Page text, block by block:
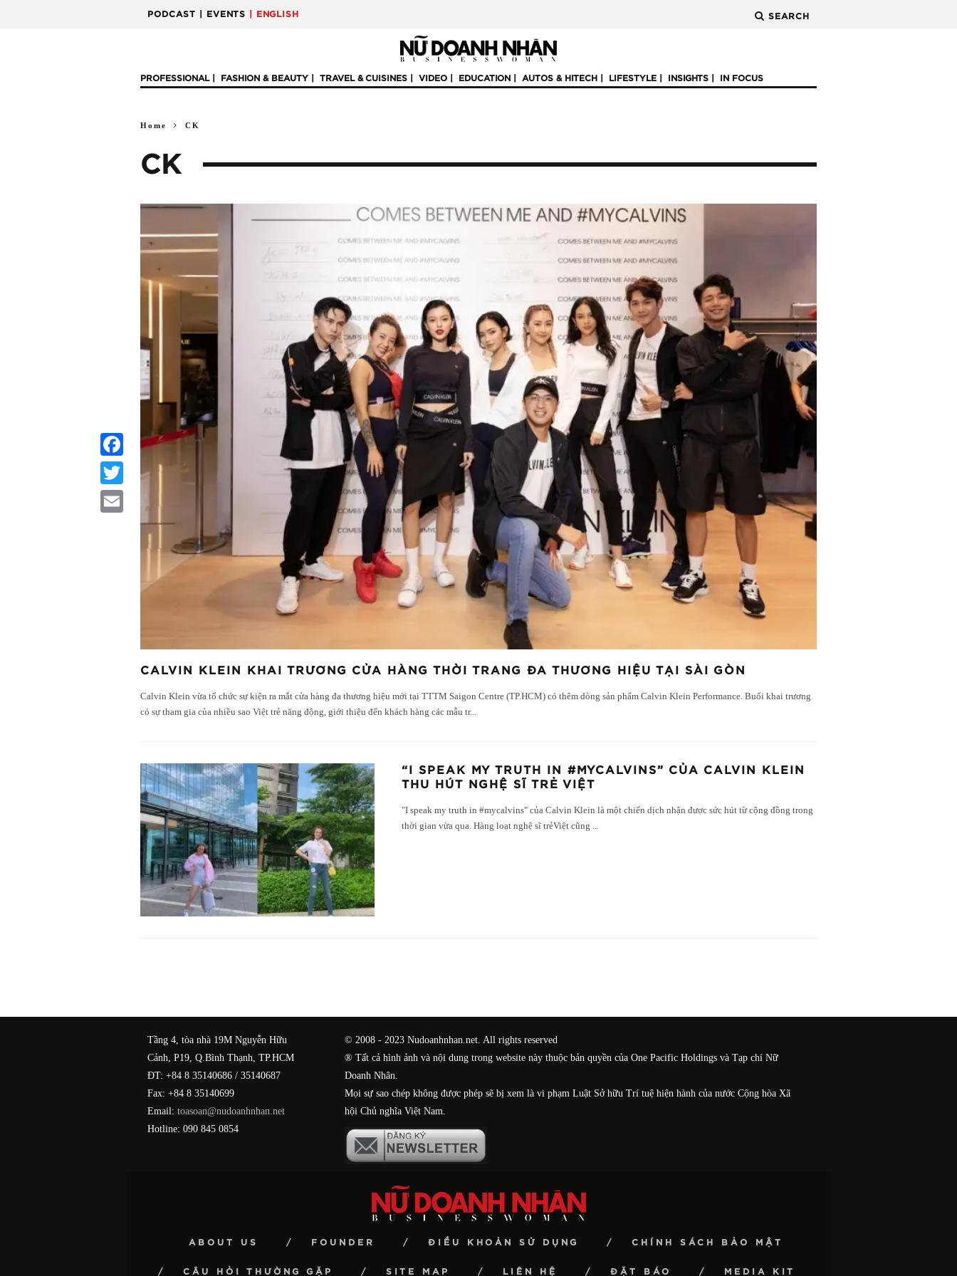
PODCAST | EVENTS | ENGLISH SEARCH
PROFESSIONAL FASHION & BEAUTY TRAVEL & CUISINES VIDEO EDUCATION AUTOS & HITECH LIFESTYLE INSIGHTS IN FOCUS
Home CK
CK
CALVIN KLEIN KHAI TRƯƠNG CỬA HÀNG THỜI TRANG ĐA THƯƠNG HIỆU TẠI SÀI GÒN
Calvin Klein vừa tổ chức sự kiện ra mắt cửa hàng đa thương hiệu mới tại TTTM Saigon Centre (TP.HCM) có thêm dòng sản phẩm Calvin Klein Performance. Buổi khai trương
có sự tham gia của nhiều sao Việt trẻ năng động, giới thiệu đến khách hàng các mẫu tr...
Facebook
Twitter
“I SPEAK MY TRUTH IN #MYCALVINS” CỦA CALVIN KLEIN
THU HÚT NGHỆ SĨ TRẺ VIỆT
"I speak my truth in #mycalvins" của Calvin Klein là một chiến dịch nhận được sức hút từ cộng đồng trong
thời gian vừa qua. Hàng loạt nghệ sĩ trẻViệt cũng ...
Tầng 4, tòa nhà 19M Nguyễn Hữu
Cảnh, P19, Q.Bình Thạnh, TP.HCM
ĐT: +84 8 35140686 / 35140687
Fax: +84 8 35140699
Email: toasoan@nudoanhnhan.net
Hotline: 090 845 0854
© 2008 - 2023 Nudoanhnhan.net. All rights reserved
® Tất cả hình ảnh và nội dung trong website này thuộc bản quyền của One Pacific Holdings và Tạp chí Nữ
Doanh Nhân.
Mọi sự sao chép không được phép sẽ bị xem là vi phạm Luật Sở hữu Trí tuệ hiện hành của nước Cộng hòa Xã
hội Chủ nghĩa Việt Nam.
ABOUT US FOUNDER ĐIỀU KHOẢN SỬ DỤNG CHÍNH SÁCH BẢO MẬT
CÂU HỎI THƯỜNG GẶP SITE MAP LIÊN HỆ ĐẶT BÁO MEDIA KIT